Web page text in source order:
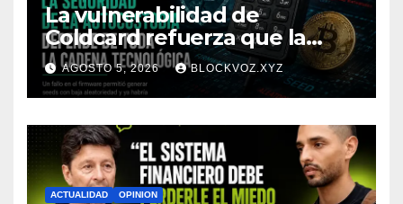
La vulnerabilidad de
Coldcard refuerza que la
seguridad de la autocustodia
depende de toda la cadena
tecnológica, afirma CoinEx
Research
AGOSTO 5, 2026 BLOCKVOZ.XYZ
ACTUALIDAD OPINION